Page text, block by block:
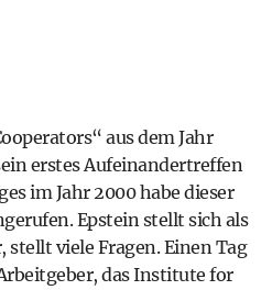
aus dem Jahr
erstes Aufeinandertreffen
im Jahr 2000 habe dieser
Epstein stellt sich als
viele Fragen. Einen Tag
das Institute for